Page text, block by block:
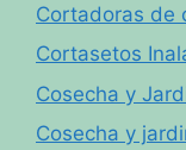
Cortadoras de
Cortasetos
Cosecha y
Cosecha y